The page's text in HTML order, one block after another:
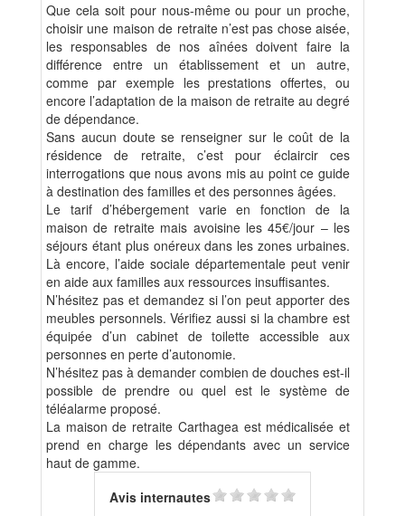
Que cela soit pour nous-même ou pour un proche,
choisir une maison de retraite n’est pas chose aisée,
les responsables de nos aînées doivent faire la
différence entre un établissement et un autre,
comme par exemple les prestations offertes, ou
encore l’adaptation de la maison de retraite au degré
de dépendance.
Sans aucun doute se renseigner sur le coût de la
résidence de retraite, c’est pour éclaircir ces
interrogations que nous avons mis au point ce guide
à destination des familles et des personnes âgées.
Le tarif d’hébergement varie en fonction de la
maison de retraite mais avoisine les 45€/jour – les
séjours étant plus onéreux dans les zones urbaines.
Là encore, l’aide sociale départementale peut venir
en aide aux familles aux ressources insuffisantes.
N’hésitez pas et demandez si l’on peut apporter des
meubles personnels. Vérifiez aussi si la chambre est
équipée d’un cabinet de toilette accessible aux
personnes en perte d’autonomie.
N’hésitez pas à demander combien de douches est-il
possible de prendre ou quel est le système de
téléalarme proposé.
La maison de retraite Carthagea est médicalisée et
prend en charge les dépendants avec un service
haut de gamme.
Avis internautes